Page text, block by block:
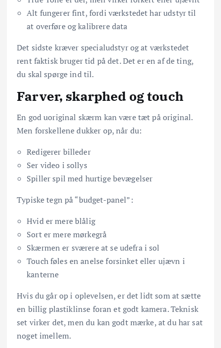
Alt fungerer fint, fordi værkstedet har udstyr til
at overføre og kalibrere data
Det sidste kræver specialudstyr og at værkstedet
rent faktisk bruger tid på det. Det er en af de ting,
du skal spørge ind til.
Farver, skarphed og touch
En god uoriginal skærm kan være tæt på original.
Men forskellene dukker op, når du:
Redigerer billeder
Ser video i sollys
Spiller spil med hurtige bevægelser
Typiske tegn på “budget-panel”:
Hvid er mere blålig
Sort er mere mørkegrå
Skærmen er sværere at se udefra i sol
Touch føles en anelse forsinket eller ujævn i
kanterne
Hvis du går op i oplevelsen, er det lidt som at sætte
en billig plastiklinse foran et godt kamera. Teknisk
set virker det, men du kan godt mærke, at du har sat
noget imellem.